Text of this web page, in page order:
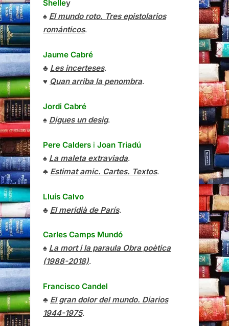
Shelley
♠ El mundo roto. Tres epistolarios
románticos.
Jaume Cabré
♣ Les incerteses.
♥ Quan arriba la penombra.
Jordi Cabré
♠ Digues un desig.
Pere Calders i Joan Triadú
♠ La maleta extraviada.
♣ Estimat amic. Cartes. Textos.
Lluís Calvo
♣ El meridià de París.
Carles Camps Mundó
♠ La mort i la paraula Obra poètica
(1988-2018).
Francisco Candel
♣ El gran dolor del mundo. Diarios
1944-1975.